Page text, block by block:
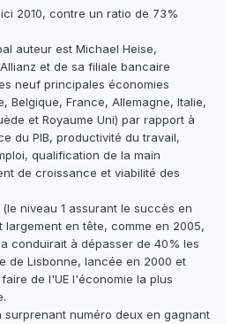
2010, contre un ratio de 73%
auteur est Michael Heise,
et de sa filiale bancaire
neuf principales économies
Belgique, France, Allemagne, Italie,
et Royaume Uni) par rapport à
du PIB, productivité du travail,
qualification de la main
de croissance et viabilité des
niveau 1 assurant le succès en
largement en tête, comme en 2005,
conduirait à dépasser de 40% les
de Lisbonne, lancée en 2000 et
de l'UE l'économie la plus
surprenant numéro deux en gagnant